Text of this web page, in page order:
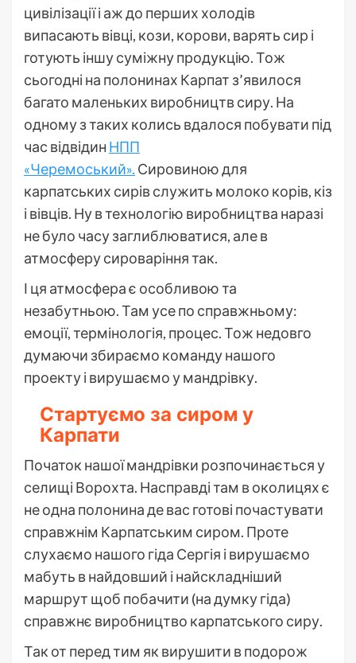
цивілізації і аж до перших холодів
випасають вівці, кози, корови, варять сир і
готують іншу суміжну продукцію. Тож
сьогодні на полонинах Карпат з’явилося
багато маленьких виробництв сиру. На
одному з таких колись вдалося побувати під
час відвідин НПП
«Черемоський». Сировиною для
карпатських сирів служить молоко корів, кіз
і вівців. Ну в технологію виробництва наразі
не було часу заглиблюватися, але в
атмосферу сироваріння так.
І ця атмосфера є особливою та
незабутньою. Там усе по справжньому:
емоції, термінологія, процес. Тож недовго
думаючи збираємо команду нашого
проекту і вирушаємо у мандрівку.
Стартуємо за сиром у
Карпати
Початок нашої мандрівки розпочинається у
селищі Ворохта. Насправді там в околицях є
не одна полонина де вас готові почастувати
справжнім Карпатським сиром. Проте
слухаємо нашого гіда Сергія і вирушаємо
мабуть в найдовший і найскладніший
маршрут щоб побачити (на думку гіда)
справжнє виробництво карпатського сиру.
Так от перед тим як вирушити в подорож